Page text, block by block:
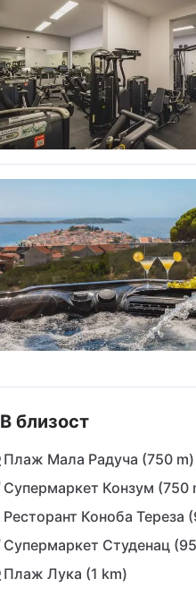
В близост
Плаж Мала Радуча (750 m)
Супермаркет Конзум (750
Ресторант Коноба Тереза
Супермаркет Студенац
Плаж Лука (1 km)